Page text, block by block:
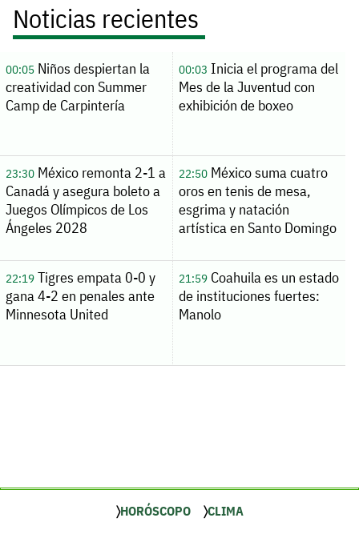
Noticias recientes
00:05Niños despiertan la
creatividad con Summer
Camp de Carpintería
00:03 Inicia el programa del
Mes de la Juventud con
exhibición de boxeo
23:30México remonta 2-1 a
Canadá y asegura boleto a
Juegos Olímpicos de Los
Ángeles 2028
22:50México suma cuatro
oros en tenis de mesa,
esgrima y natación
artística en Santo Domingo
22:19Tigres empata 0-0 y
gana 4-2 en penales ante
Minnesota United
21:59Coahuila es un estado
de instituciones fuertes:
Manolo
HORÓSCOPO CLIMA